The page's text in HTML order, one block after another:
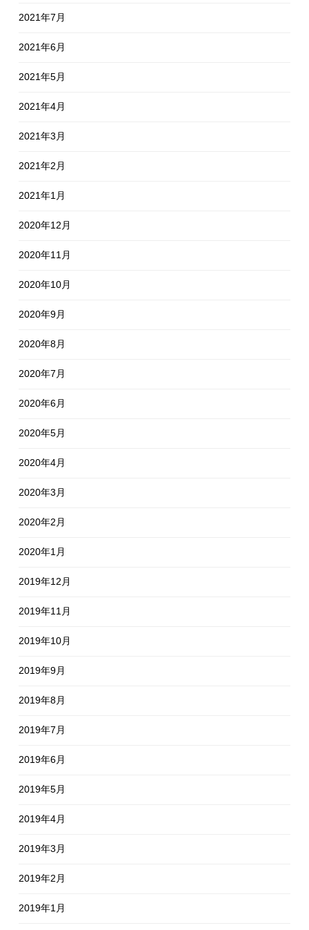
2021年7月
2021年6月
2021年5月
2021年4月
2021年3月
2021年2月
2021年1月
2020年12月
2020年11月
2020年10月
2020年9月
2020年8月
2020年7月
2020年6月
2020年5月
2020年4月
2020年3月
2020年2月
2020年1月
2019年12月
2019年11月
2019年10月
2019年9月
2019年8月
2019年7月
2019年6月
2019年5月
2019年4月
2019年3月
2019年2月
2019年1月